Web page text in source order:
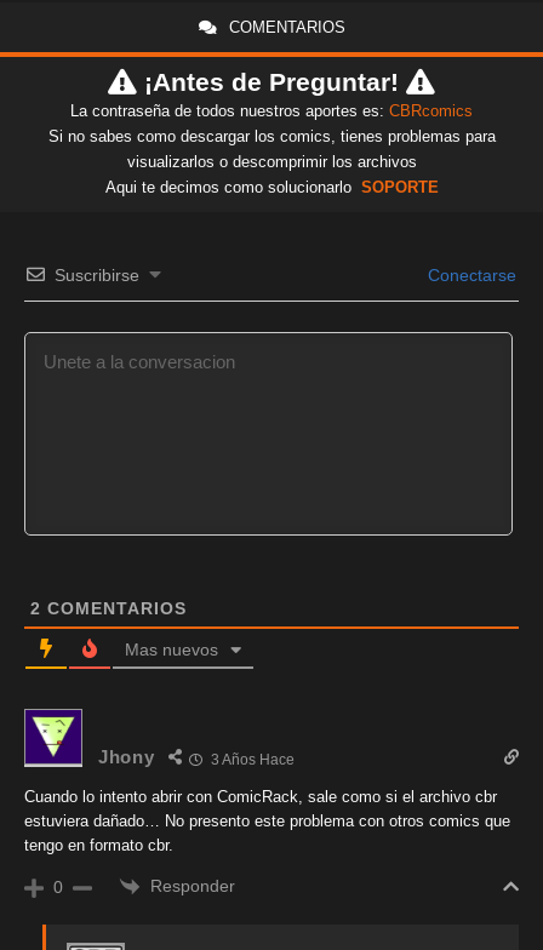
COMENTARIOS
¡Antes de Preguntar!
La contraseña de todos nuestros aportes es: CBRcomics
Si no sabes como descargar los comics, tienes problemas para
visualizarlos o descomprimir los archivos
Aqui te decimos como solucionarlo SOPORTE
Suscribirse Conectarse
2 COMENTARIOS
Mas nuevos
Jhony 3 Años Hace
Cuando lo intento abrir con ComicRack, sale como si el archivo cbr
estuviera dañado… No presento este problema con otros comics que
tengo en formato cbr.
0 Responder